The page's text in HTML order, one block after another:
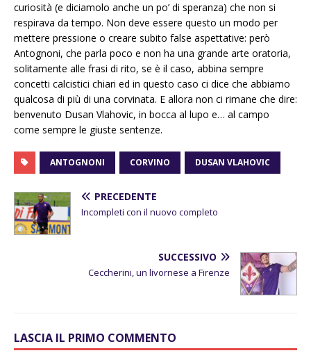
curiosità (e diciamolo anche un po’ di speranza) che non si
respirava da tempo. Non deve essere questo un modo per
mettere pressione o creare subito false aspettative: però
Antognoni, che parla poco e non ha una grande arte oratoria,
solitamente alle frasi di rito, se è il caso, abbina sempre
concetti calcistici chiari ed in questo caso ci dice che abbiamo
qualcosa di più di una corvinata. E allora non ci rimane che dire:
benvenuto Dusan Vlahovic, in bocca al lupo e… al campo
come sempre le giuste sentenze.
ANTOGNONI CORVINO DUSAN VLAHOVIC
PRECEDENTE
Incompleti con il nuovo completo
SUCCESSIVO
Ceccherini, un livornese a Firenze
LASCIA IL PRIMO COMMENTO